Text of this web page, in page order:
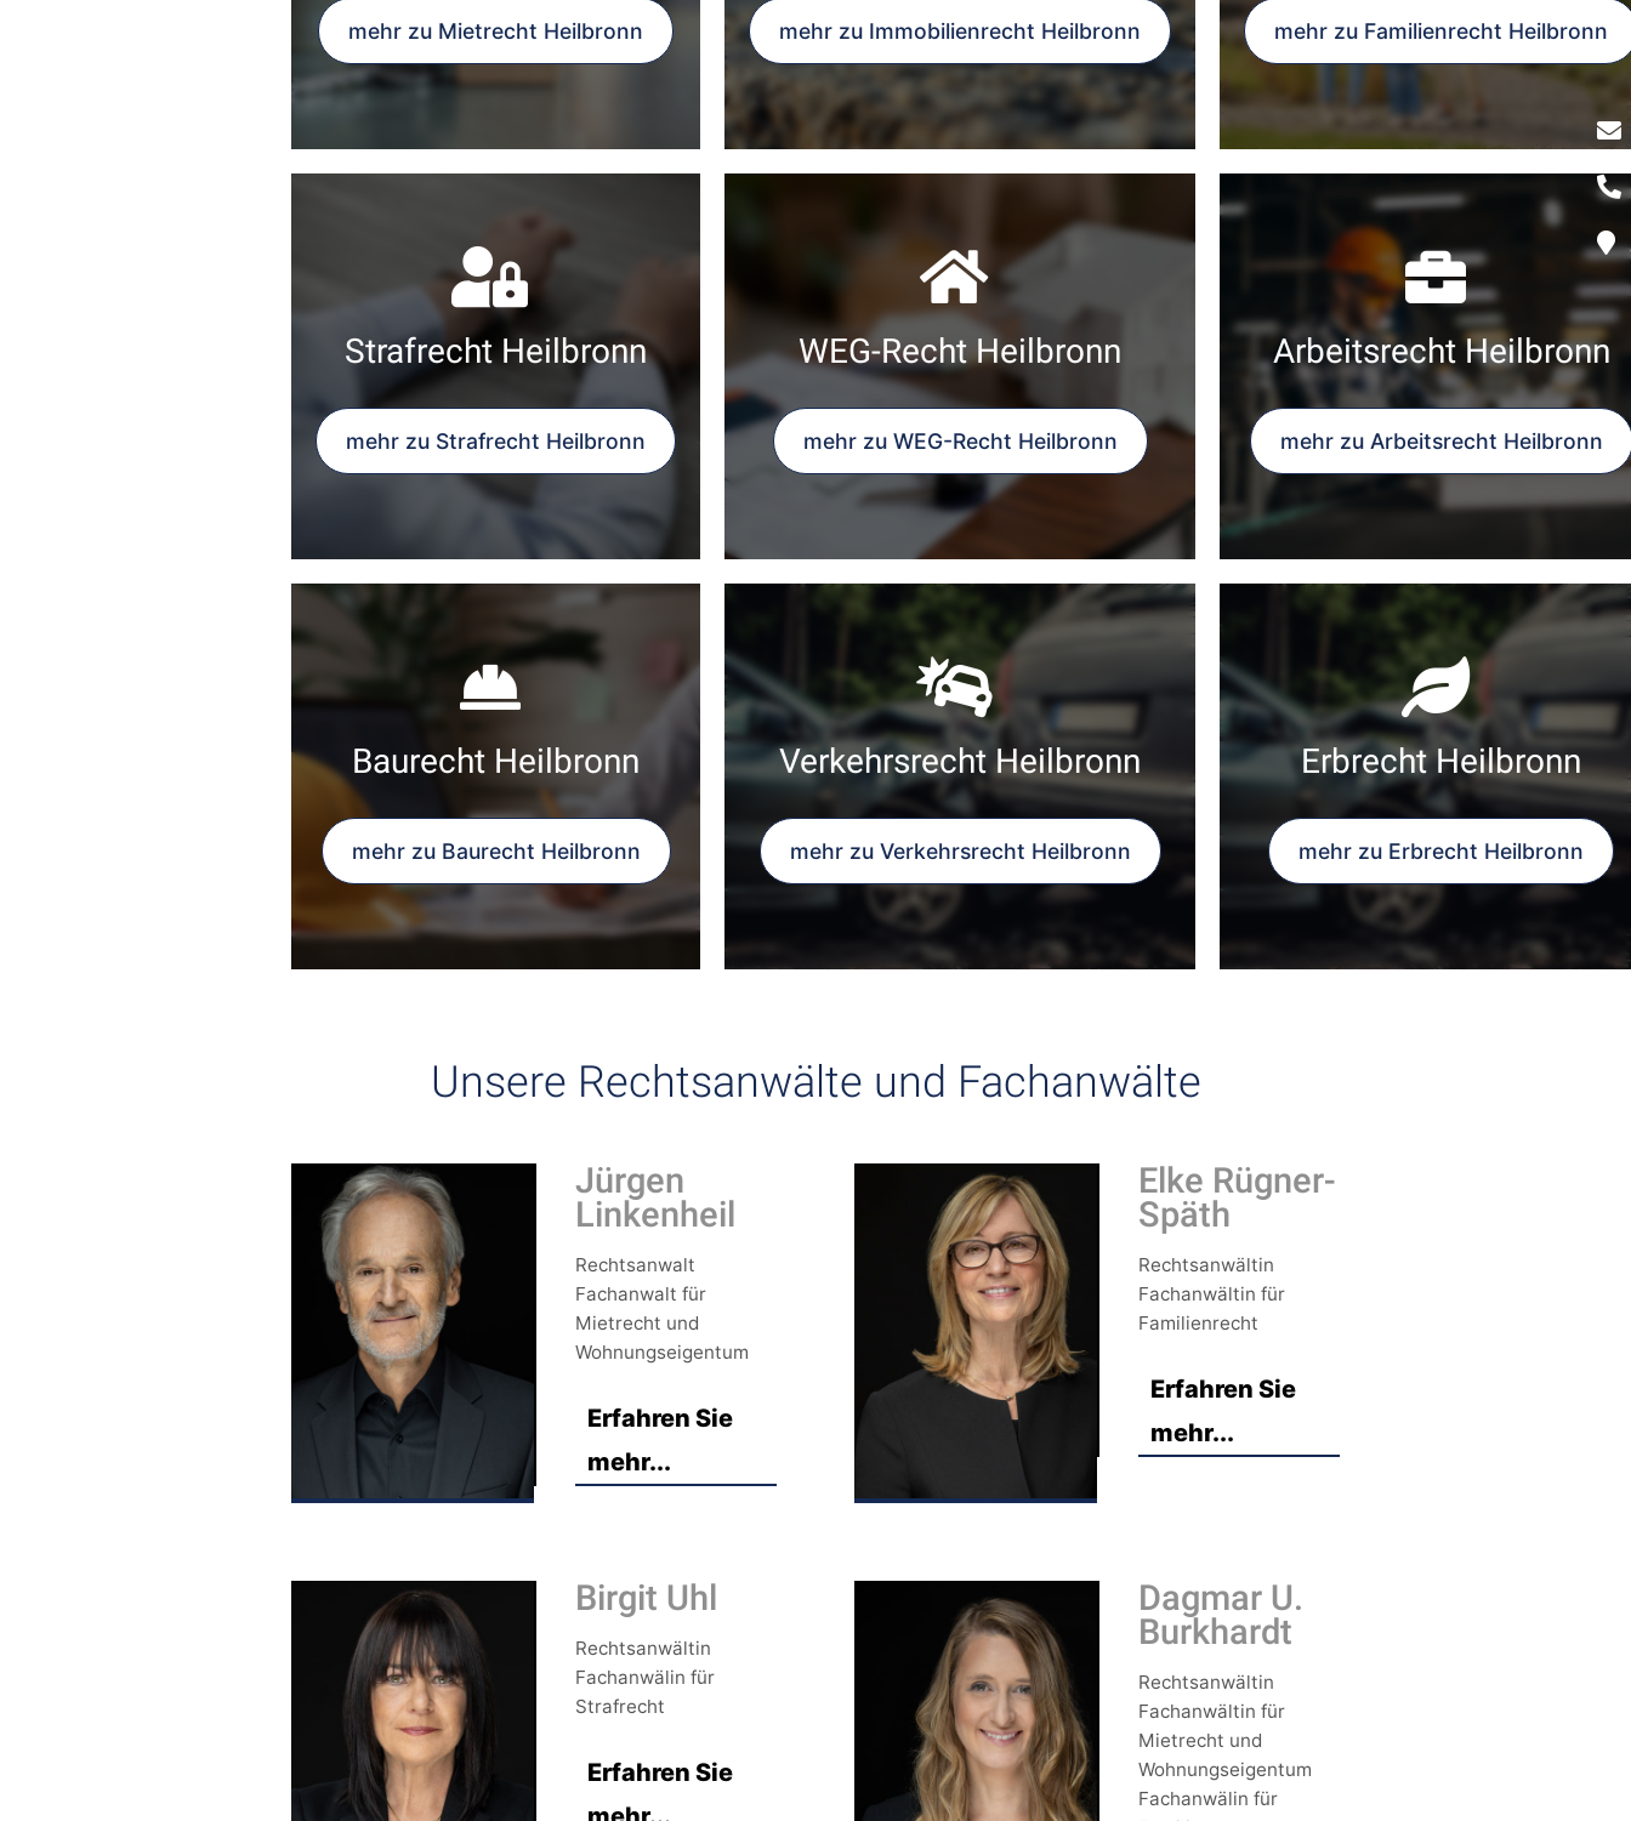
mehr zu Mietrecht Heilbronn mehr zu Immobilienrecht Heilbronn mehr zu Familienrecht Heilbronn
Strafrecht Heilbronn
mehr zu Strafrecht Heilbronn
WEG-Recht Heilbronn
mehr zu WEG-Recht Heilbronn
Arbeitsrecht Heilbronn
mehr zu Arbeitsrecht Heilbronn
Baurecht Heilbronn
mehr zu Baurecht Heilbronn
Verkehrsrecht Heilbronn
mehr zu Verkehrsrecht Heilbronn
Erbrecht Heilbronn
mehr zu Erbrecht Heilbronn
Unsere Rechtsanwälte und Fachanwälte
Jürgen
Linkenheil
Rechtsanwalt
Fachanwalt für
Mietrecht und
Wohnungseigentum
Erfahren Sie
mehr...
Elke Rügner-
Späth
Rechtsanwältin
Fachanwältin für
Familienrecht
Erfahren Sie
mehr...
Birgit Uhl
Rechtsanwältin
Fachanwälin für
Strafrecht
Erfahren Sie
Dagmar U.
Burkhardt
Rechtsanwältin
Fachanwältin für
Mietrecht und
Wohnungseigentum
Fachanwälin für